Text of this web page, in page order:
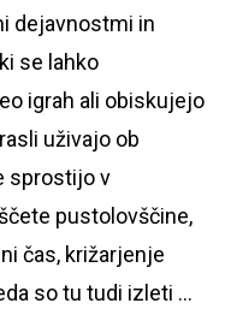
dejavnostmi in
se lahko
igrah ali obiskujejo
uživajo ob
sprostijo v
pustolovščine,
čas, križarjenje
so tu tudi izleti ...